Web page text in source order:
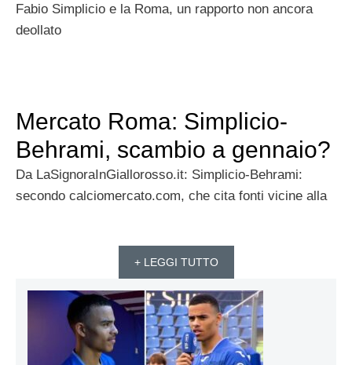
Fabio Simplicio e la Roma, un rapporto non ancora
deollato
Mercato Roma: Simplicio-
Behrami, scambio a gennaio?
Da LaSignoraInGiallorosso.it: Simplicio-Behrami:
secondo calciomercato.com, che cita fonti vicine alla
+ LEGGI TUTTO